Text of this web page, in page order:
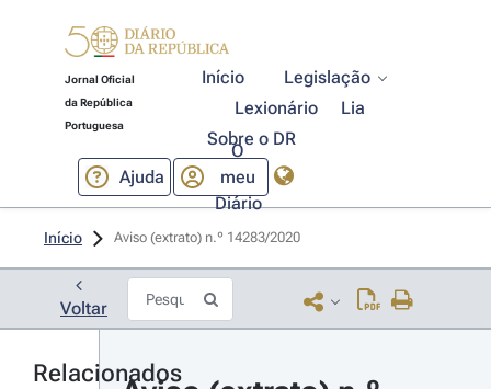
Jornal Oficial
da República
Portuguesa
Início
Legislação
Lexionário
Lia
Sobre o DR
Ajuda
O
meu
Diário
Início Aviso (extrato) n.º 14283/2020
Voltar
Relacionados